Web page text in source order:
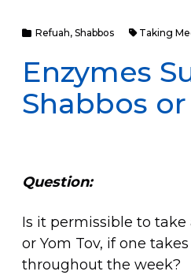
Refuah, Shabbos Taking
Enzymes
Shabbos
Question:
Is it permissible to
or Yom Tov, if one
throughout the week?